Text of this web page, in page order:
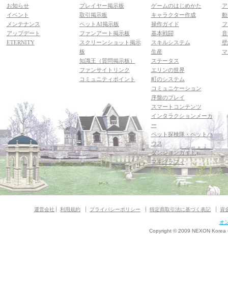
お知らせ
イベント
メンテナンス
アップデート
ETERNITY
プレイヤー掲示板
取引掲示板
ペットAI掲示板
ファンアート掲示板
スクリーンショット掲示
板
知識王（質問掲示板）
ファンサイトリンク
コミュニティポイント
ゲームのはじめかた
キャラクター作成
操作ガイド
基本戦闘
スキルシステム
生産
ステータス
エリンの世界
町のシステム
コミュニケーション
序盤のプレイ
スマートコンテンツ
インタラクションメーカ
ー
ペット探検隊・ペットハ
ウス
ダンジョンガイド
マギグラフィ
運営会社 利用規約 プライバシーポリシー 特定商取引法に基づく表記 資
オ
Copyright © 2009 NEXON Korea